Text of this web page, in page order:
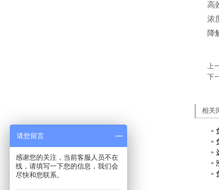
高
浓
降
上
下
相关
请您留言
感谢您的关注，当前客服人员不在
线，请填写一下您的信息，我们会
尽快和您联系。